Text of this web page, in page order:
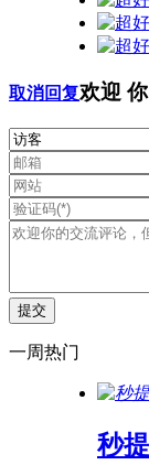
取消回复欢迎 你
一周热门
秒